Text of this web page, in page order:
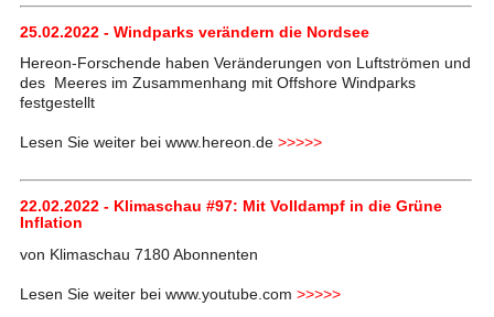
25.02.2022 - Windparks verändern die Nordsee
Hereon-Forschende haben Veränderungen von Luftströmen und
des Meeres im Zusammenhang mit Offshore Windparks
festgestellt
Lesen Sie weiter bei www.hereon.de >>>>>
22.02.2022 - Klimaschau #97: Mit Volldampf in die Grüne
Inflation
von Klimaschau 7180 Abonnenten
Lesen Sie weiter bei www.youtube.com >>>>>